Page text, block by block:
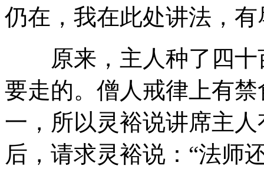
仍在，我在此处讲法，有
原来，主人种了四十
要走的。僧人戒律上有
一，所以灵裕说讲席主
后，请求灵裕说：“法师